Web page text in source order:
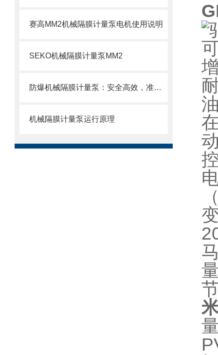
赛高MM2机械隔膜计量泵电机使用说明
SEKO机械隔膜计量泵MM2
防爆机械隔膜计量泵：安全高效，准确计量新选择
机械隔膜计量泵运行原理